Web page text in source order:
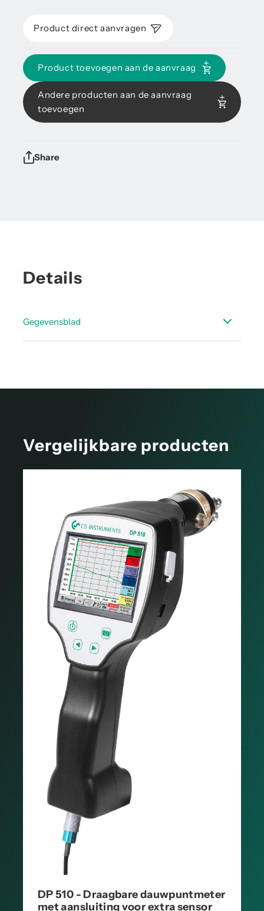
Product direct aanvragen
Product toevoegen aan de aanvraag
Andere producten aan de aanvraag
toevoegen
Share
Details
Gegevensblad
Vergelijkbare producten
DP 510 - Draagbare dauwpuntmeter
met aansluiting voor extra sensor